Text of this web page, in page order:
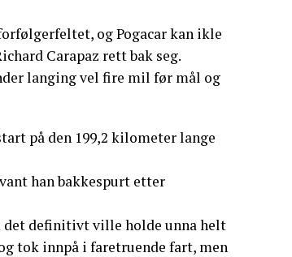
og Pogacar kan ikle
Carapaz rett bak seg.
langing vel fire mil før mål og
på den 199,2 kilometer lange
han bakkespurt etter
det definitivt ville holde unna helt
tok innpå i faretruende fart, men